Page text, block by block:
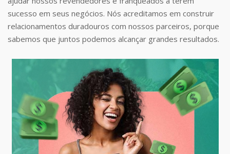
sucesso em seus negócios. Nós acreditamos em construir
relacionamentos duradouros com nossos parceiros, porque
sabemos que juntos podemos alcançar grandes resultados.